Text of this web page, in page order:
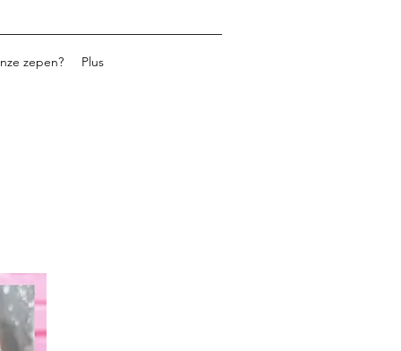
zepen? Plus